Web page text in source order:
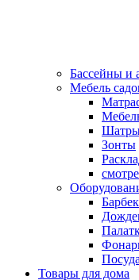
Бассейны и
Мебель
Зонты
Товары для дома